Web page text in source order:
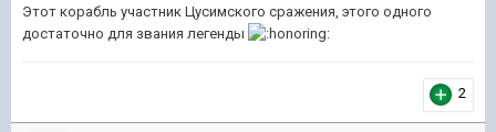
Этот корабль участник Цусимского сражения, этого одного
достаточно для звания легенды
2